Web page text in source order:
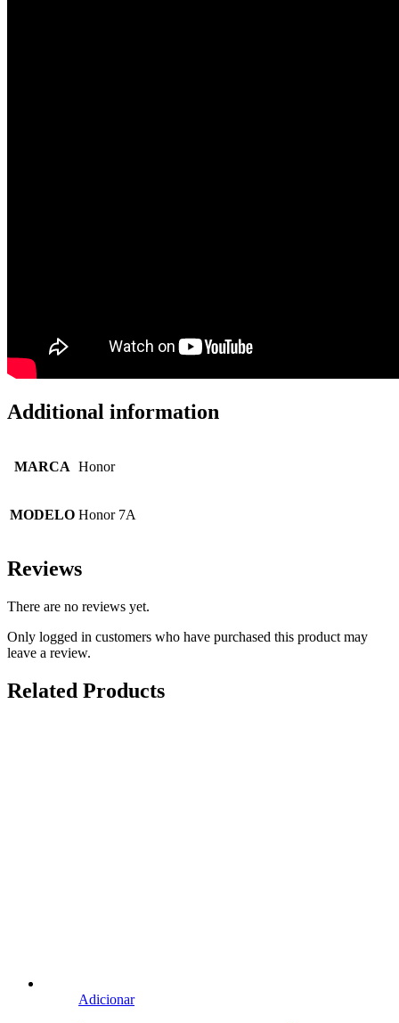
Additional information
MARCA Honor
MODELO Honor 7A
Reviews
There are no reviews yet.
Only logged in customers who have purchased this product may
leave a review.
Related Products
Adicionar